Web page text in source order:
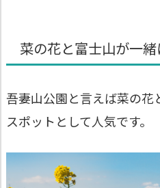
菜の花と富士山が一緒
吾妻山公園と言えば菜の花
スポットとして人気です。